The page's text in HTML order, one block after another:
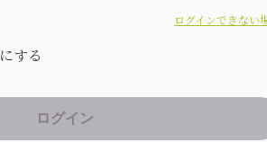
ログインできない
する